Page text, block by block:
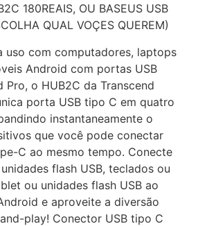
180REAIS, OU BASEUS USB
QUAL VOÇES QUEREM)
uso com computadores, laptops
Android com portas USB
o HUB2C da Transcend
porta USB tipo C em quatro
instantaneamente o
que você pode conectar
C ao mesmo tempo. Conecte
flash USB, teclados ou
ou unidades flash USB ao
e aproveite a diversão
play! Conector USB tipo C